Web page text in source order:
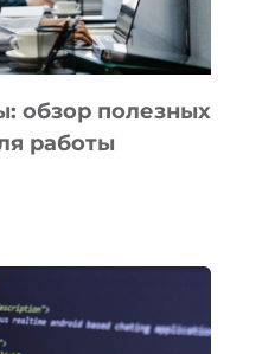
обзор полезных
работы